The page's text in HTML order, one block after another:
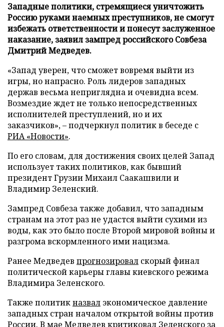
Западные политики, стремящиеся уничтожить
Россию руками наемных преступников, не смогут
избежать ответственности и понесут заслуженное
наказание, заявил зампред российского Совбеза
Дмитрий Медведев.
«Запад уверен, что сможет вовремя выйти из
игры, но напрасно. Роль лидеров западных
держав весьма неприглядна и очевидна всем.
Возмездие ждет не только непосредственных
исполнителей преступлений, но и их
заказчиков», – подчеркнул политик в беседе с
РИА «Новости».
По его словам, для достижения своих целей Запад
использует таких политиков, как бывший
президент Грузии Михаил Саакашвили и
Владимир Зеленский.
Зампред Совбеза также добавил, что западным
странам на этот раз не удастся выйти сухими из
воды, как это было после Второй мировой войны и
разгрома вскормленного ими нацизма.
Ранее Медведев прогнозировал скорый финал
политической карьеры главы киевского режима
Владимира Зеленского.
Также политикназвал экономическое давление
западных стран началом открытой войны против
России. В мае Медведев критиковал Зеленского за